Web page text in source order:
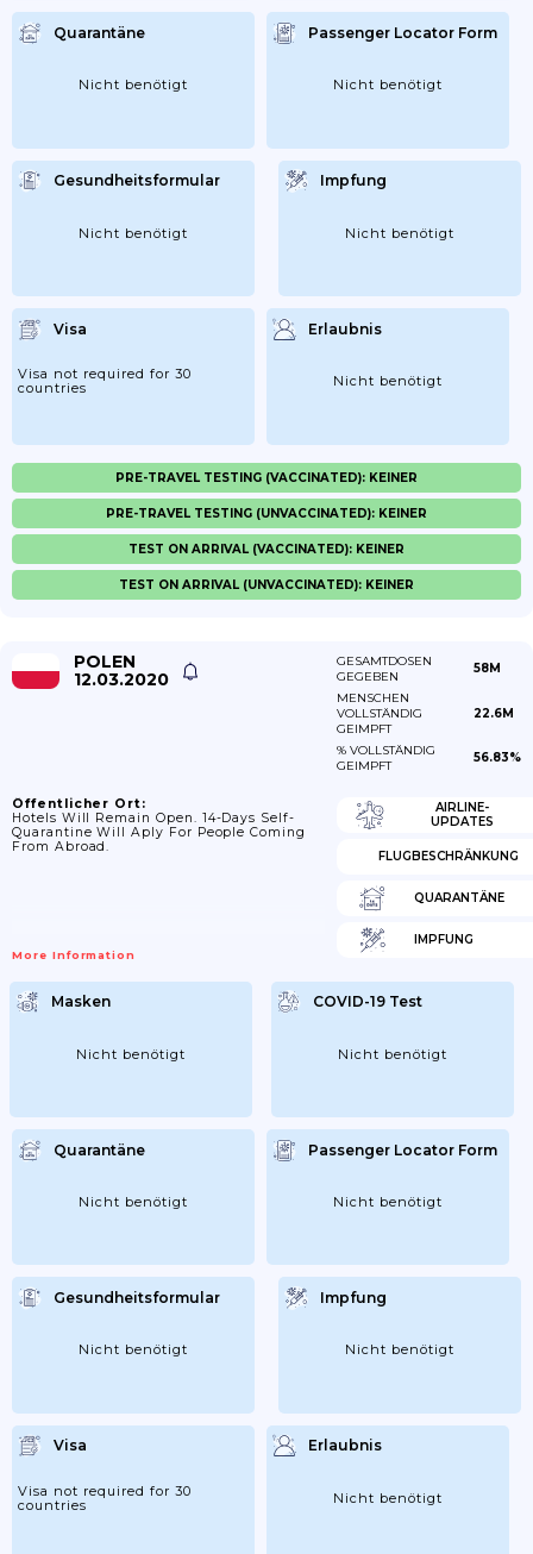
Quarantäne
Nicht benötigt
Passenger Locator Form
Nicht benötigt
Gesundheitsformular
Nicht benötigt
Impfung
Nicht benötigt
Visa
Visa not required for 30
countries
Erlaubnis
Nicht benötigt
PRE-TRAVEL TESTING (VACCINATED): KEINER
PRE-TRAVEL TESTING (UNVACCINATED): KEINER
TEST ON ARRIVAL (VACCINATED): KEINER
TEST ON ARRIVAL (UNVACCINATED): KEINER
POLEN
12.03.2020
GESAMTDOSEN
GEGEBEN
58M
MENSCHEN
VOLLSTÄNDIG
GEIMPFT
22.6M
% VOLLSTÄNDIG
GEIMPFT
56.83%
Öffentlicher Ort:
Hotels Will Remain Open. 14-Days Self-
Quarantine Will Aply For People Coming
From Abroad.
More Information
AIRLINE-
UPDATES
FLUGBESCHRÄNKUNG
QUARANTÄNE
IMPFUNG
Masken
Nicht benötigt
COVID-19 Test
Nicht benötigt
Quarantäne
Nicht benötigt
Passenger Locator Form
Nicht benötigt
Gesundheitsformular
Nicht benötigt
Impfung
Nicht benötigt
Visa
Visa not required for 30
countries
Erlaubnis
Nicht benötigt